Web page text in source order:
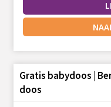
Gratis babydoos |
doos